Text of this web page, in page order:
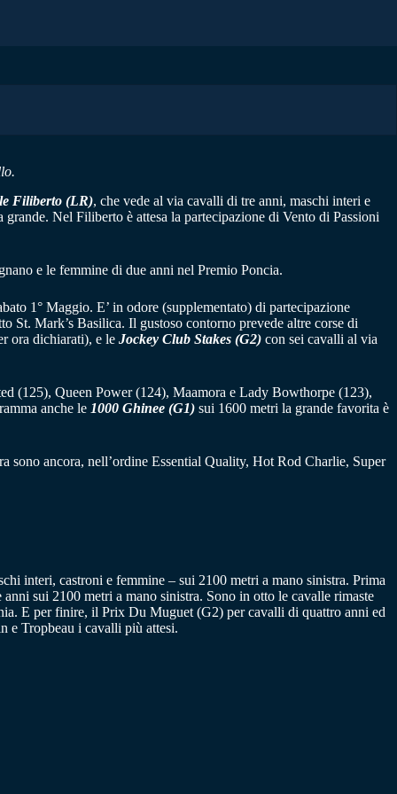
Filiberto (LR), che vede al via cavalli di tre anni, maschi interi e
Nel Filiberto è attesa la partecipazione di Vento di Passioni
e le femmine di due anni nel Premio Poncia.
1° Maggio. E’ in odore (supplementato) di partecipazione
St. Mark’s Basilica. Il gustoso contorno prevede altre corse di
ora dichiarati), e le Jockey Club Stakes (G2) con sei cavalli al via
(125), Queen Power (124), Maamora e Lady Bowthorpe (123),
anche le 1000 Ghinee (G1) sui 1600 metri la grande favorita è
sono ancora, nell’ordine Essential Quality, Hot Rod Charlie, Super
interi, castroni e femmine – sui 2100 metri a mano sinistra. Prima
sui 2100 metri a mano sinistra. Sono in otto le cavalle rimaste
E per finire, il Prix Du Muguet (G2) per cavalli di quattro anni ed
e Tropbeau i cavalli più attesi.